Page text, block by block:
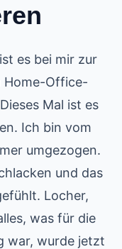
es bei mir zur
Home-Office-
Mal ist es
Ich bin vom
umgezogen.
und das
Locher,
was für die
war, wurde jetzt